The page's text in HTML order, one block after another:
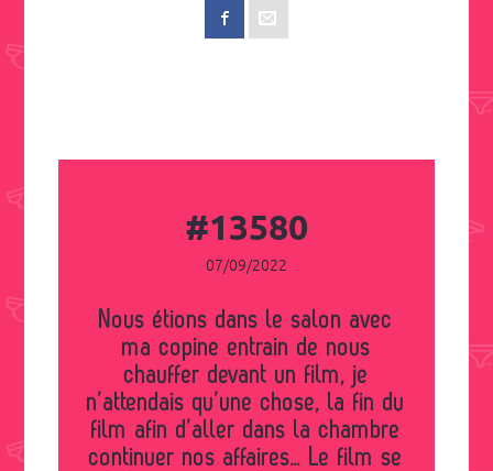
#13580
07/09/2022
Nous étions dans le salon avec
ma copine entrain de nous
chauffer devant un film, je
n’attendais qu’une chose, la fin du
film afin d’aller dans la chambre
continuer nos affaires… Le film se